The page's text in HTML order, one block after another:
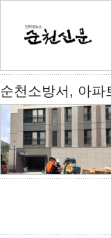
순천소방서, 아